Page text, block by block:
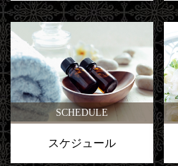
SCHEDULE
スケジュール